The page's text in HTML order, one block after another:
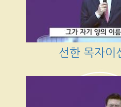
선한 목자이